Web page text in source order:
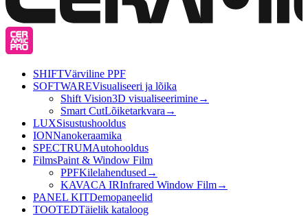
SHIFTVärviline PPF
SOFTWAREVisualiseeri ja lõika
Shift Vision3D visualiseerimine→
Smart CutLõiketarkvara →
LUXSisustushooldus
IONNanokeraamika
SPECTRUMAutohooldus
FilmsPaint & Window Film
PPFKilelahendused →
KAVACA IRInfrared Window Film→
PANEL KITDemopaneelid
TOOTEDTäielik kataloog